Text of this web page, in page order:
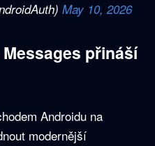
May 10, 2026
přináší
Androidu na
modernější